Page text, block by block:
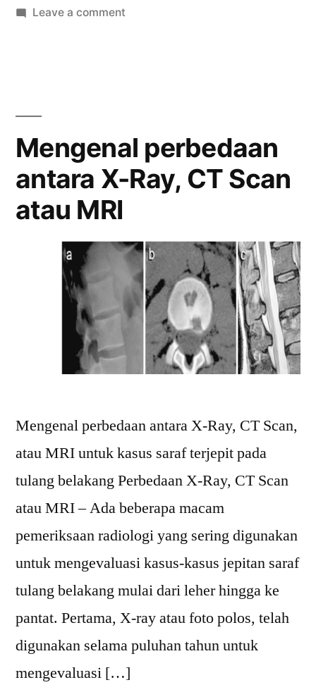
Leave a commenton
Baik
Untuk
Nyeri
Mengenal perbedaan
antara X-Ray, CT Scan
atau MRI
Mengenal perbedaan antara X-Ray, CT Scan,
atau MRI untuk kasus saraf terjepit pada
tulang belakang Perbedaan X-Ray, CT Scan
atau MRI – Ada beberapa macam
pemeriksaan radiologi yang sering digunakan
untuk mengevaluasi kasus-kasus jepitan saraf
tulang belakang mulai dari leher hingga ke
pantat. Pertama, X-ray atau foto polos, telah
digunakan selama puluhan tahun untuk
mengevaluasi […]